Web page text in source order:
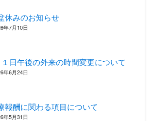
休みのお知らせ
年7月10日
日午後の外来の時間変更について
年6月24日
報酬に関わる項目について
年5月31日